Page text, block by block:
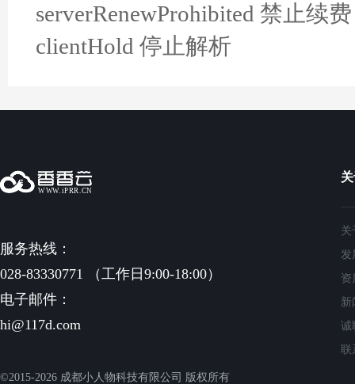
serverRenewProhibited 禁止续费
clientHold 停止解析
服务热线：
028-83330771 （工作日9:00-18:00）
电子邮件：
hi@117d.com
©2015-2026 成都小人物科技有限公司 版权所有
关
发
资
新
诚
联